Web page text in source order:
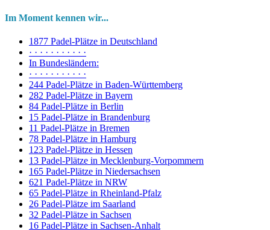
Im Moment kennen wir...
1877 Padel-Plätze in Deutschland
· · · · · · · · · · ·
In Bundesländern:
· · · · · · · · · · ·
244 Padel-Plätze in Baden-Württemberg
282 Padel-Plätze in Bayern
84 Padel-Plätze in Berlin
15 Padel-Plätze in Brandenburg
11 Padel-Plätze in Bremen
78 Padel-Plätze in Hamburg
123 Padel-Plätze in Hessen
13 Padel-Plätze in Mecklenburg-Vorpommern
165 Padel-Plätze in Niedersachsen
621 Padel-Plätze in NRW
65 Padel-Plätze in Rheinland-Pfalz
26 Padel-Plätze im Saarland
32 Padel-Plätze in Sachsen
16 Padel-Plätze in Sachsen-Anhalt